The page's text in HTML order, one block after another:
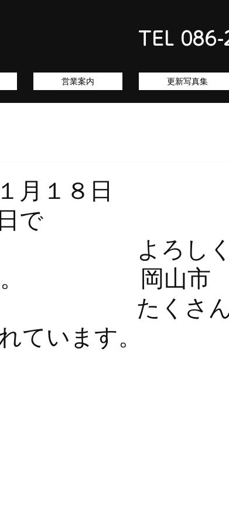
TEL
営業案内 更新写真集
月１８日
で
ろしく
す。 岡山市
市 たくさ
ています。